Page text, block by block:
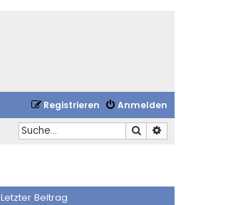
Anmelden
Registrieren
Suche
Letzter Beitrag